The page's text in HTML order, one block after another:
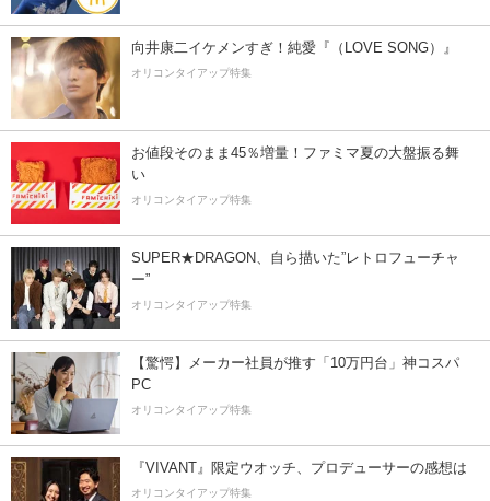
向井康二イケメンすぎ！純愛『（LOVE SONG）』
オリコンタイアップ特集
お値段そのまま45％増量！ファミマ夏の大盤振る舞
い
オリコンタイアップ特集
SUPER★DRAGON、自ら描いた”レトロフューチャ
ー”
オリコンタイアップ特集
【驚愕】メーカー社員が推す「10万円台」神コスパ
PC
オリコンタイアップ特集
『VIVANT』限定ウオッチ、プロデューサーの感想は
オリコンタイアップ特集